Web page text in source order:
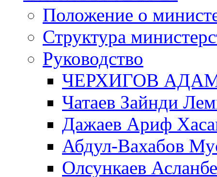
Положение о
Структура
Руководство
ЧЕРХИГОВ
Чатаев Зайнди
Дажаев Ариф
Абдул-Вахабов
Олсункаев